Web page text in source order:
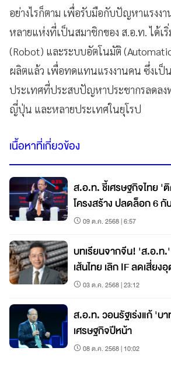
อย่างไรก็ตาม เพื่อรับมือกับปัญหาแรงงา
หลายแห่งที่เป็นสมาชิกของ ส.อ.ท. ได้เ
(Robot) และระบบอัตโนมัติ
ผลิตแล้ว เพื่อทดแทนแรงงานคน ซึ่งเป็
ประเทศที่ประสบปัญหาประชากรลดลง
ญี่ปุ่น และหลายประเทศในยุโรป
เนื้อหาที่เกี่ยวข้อง
ส.อ.ท. ชี้เศรษฐกิจไทย
โครงสร้าง ปลดล็อก 6
09 ต.ค. 2568 | 6:57
บทเรียนจากจีน! 'ส.อ.ท
เส้นไทย เลิก IF ลดเสี่ยง
03 ต.ค. 2568 | 23:12
ส.อ.ท. วอนรัฐเร่งแก้ 'บ
เศรษฐกิจปีหน้า
08 ต.ค. 2568 | 10:02